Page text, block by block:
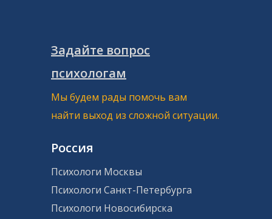
психологи»
Мы гарантируем качество предоставляемых услуг.
Если консультация не удовлетворила ваши
ожидания или выбранный психолог вам не
подходит, мы обеспечим замену специалиста или
надежность и безопасность каждого клиента.
Задайте вопрос
психологам
Мы будем рады помочь вам
найти выход из сложной ситуации.
Россия
Психологи Москвы
Психологи Санкт-Петербурга
Психологи Новосибирска